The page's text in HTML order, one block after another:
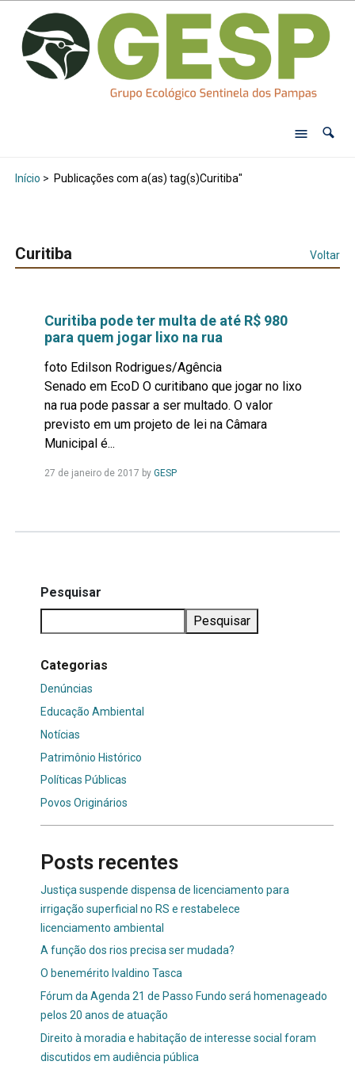
Início > Publicações com a(as) tag(s)Curitiba"
Curitiba Voltar
Curitiba pode ter multa de até R$ 980
para quem jogar lixo na rua
foto Edilson Rodrigues/Agência
Senado em EcoD O curitibano que jogar no lixo
na rua pode passar a ser multado. O valor
previsto em um projeto de lei na Câmara
Municipal é...
27 de janeiro de 2017 by GESPLeia
Pesquisar
Pesquisar
Categorias
Denúncias
Educação Ambiental
Notícias
Patrimônio Histórico
Políticas Públicas
Povos Originários
Posts recentes
Justiça suspende dispensa de licenciamento para
irrigação superficial no RS e restabelece
licenciamento ambiental
A função dos rios precisa ser mudada?
O benemérito Ivaldino Tasca
Fórum da Agenda 21 de Passo Fundo será homenageado
pelos 20 anos de atuação
Direito à moradia e habitação de interesse social foram
discutidos em audiência pública